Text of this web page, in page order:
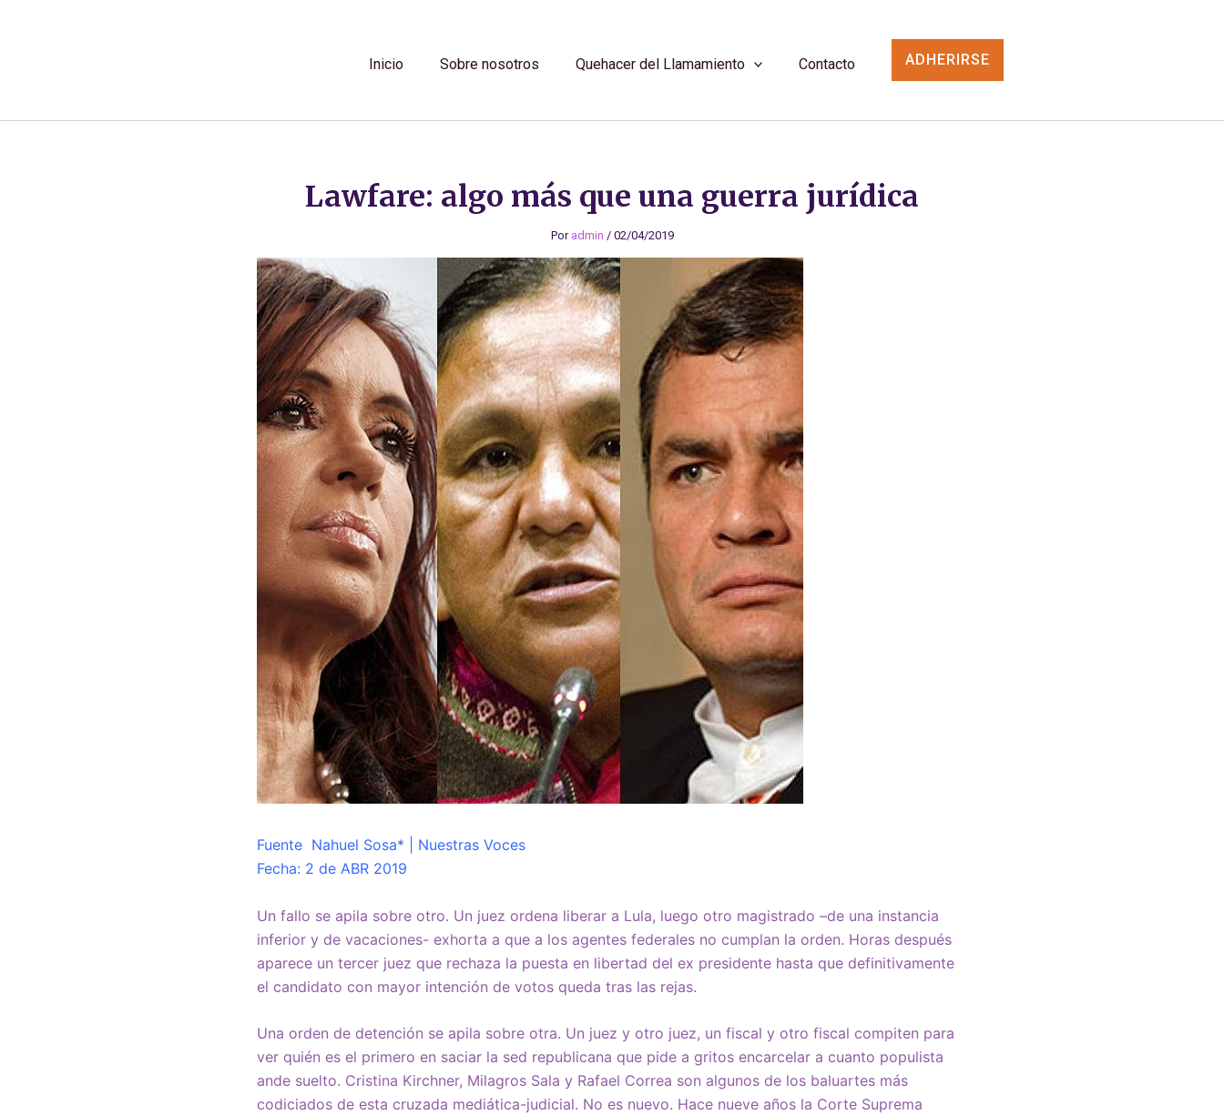
Inicio Sobre nosotros Quehacer del Llamamiento Contacto ADHERIRSE
Lawfare: algo más que una guerra jurídica
Por admin / 02/04/2019
Fuente Nahuel Sosa* | Nuestras Voces
Fecha: 2 de ABR 2019
Un fallo se apila sobre otro. Un juez ordena liberar a Lula, luego otro magistrado –de una instancia
inferior y de vacaciones- exhorta a que a los agentes federales no cumplan la orden. Horas después
aparece un tercer juez que rechaza la puesta en libertad del ex presidente hasta que definitivamente
el candidato con mayor intención de votos queda tras las rejas.
Una orden de detención se apila sobre otra. Un juez y otro juez, un fiscal y otro fiscal compiten para
ver quién es el primero en saciar la sed republicana que pide a gritos encarcelar a cuanto populista
ande suelto. Cristina Kirchner, Milagros Sala y Rafael Correa son algunos de los baluartes más
codiciados de esta cruzada mediática-judicial. No es nuevo. Hace nueve años la Corte Suprema